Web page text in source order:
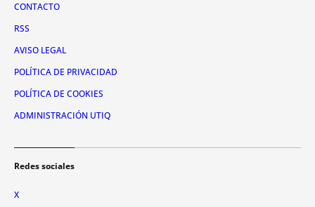
CONTACTO
RSS
AVISO LEGAL
POLÍTICA DE PRIVACIDAD
POLÍTICA DE COOKIES
ADMINISTRACIÓN UTIQ
Redes sociales
X